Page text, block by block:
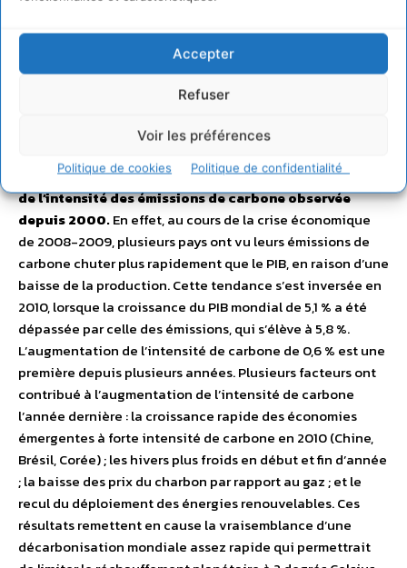
Accepter
Refuser
Voir les préférences
Politique de cookies Politique de confidentialité
Economy Index », pour la première fois depuis 2000,
aucune réduction de l’intensité de carbone (qui
reflète le mix énergétique, l’efficacité énergétique,
constatée pour les pays du G20, malgré une modeste
ainsi la tendance à la baisse, lente mais progressive,
de l’intensité des émissions de carbone observée
depuis 2000.En effet, au cours de la crise économique
de 2008-2009, plusieurs pays ont vu leurs émissions de
carbone chuter plus rapidement que le PIB, en raison d’une
baisse de la production. Cette tendance s’est inversée en
2010, lorsque la croissance du PIB mondial de 5,1 % a été
dépassée par celle des émissions, qui s’élève à 5,8 %.
L’augmentation de l’intensité de carbone de 0,6 % est une
première depuis plusieurs années. Plusieurs facteurs ont
contribué à l’augmentation de l’intensité de carbone
l’année dernière : la croissance rapide des économies
émergentes à forte intensité de carbone en 2010 (Chine,
Brésil, Corée) ; les hivers plus froids en début et fin d’année
; la baisse des prix du charbon par rapport au gaz ; et le
recul du déploiement des énergies renouvelables. Ces
résultats remettent en cause la vraisemblance d’une
décarbonisation mondiale assez rapide qui permettrait